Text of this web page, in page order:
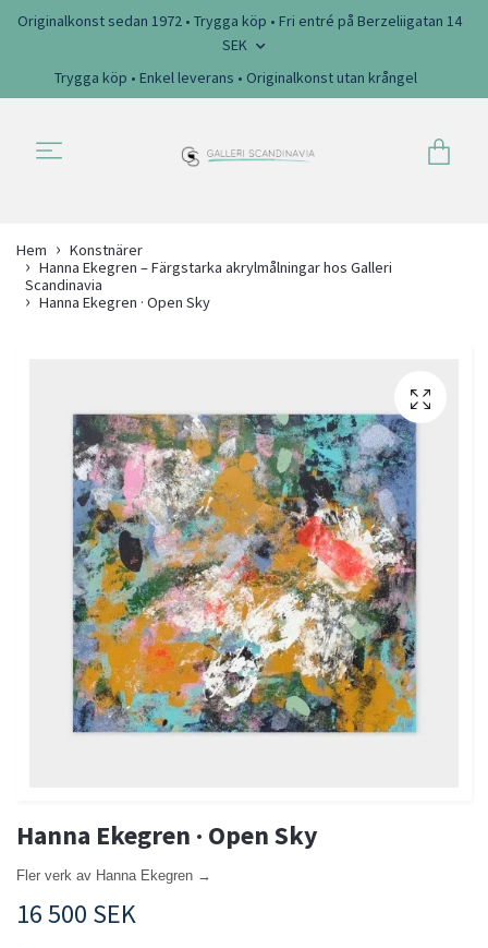
Originalkonst sedan 1972 • Trygga köp • Fri entré på Berzeliigatan 14
SEK
Trygga köp • Enkel leverans • Originalkonst utan krångel
Hem
Konstnärer
Hanna Ekegren – Färgstarka akrylmålningar hos Galleri
Scandinavia
Hanna Ekegren · Open Sky
Hanna Ekegren · Open Sky
Fler verk av Hanna Ekegren →
16 500 SEK